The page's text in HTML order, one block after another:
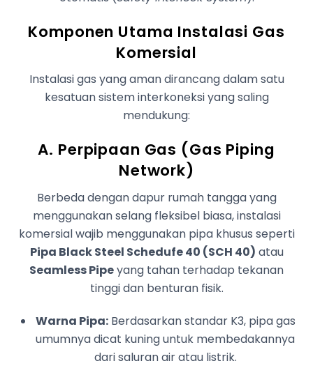
Komponen Utama Instalasi Gas
Komersial
Instalasi gas yang aman dirancang dalam satu
kesatuan sistem interkoneksi yang saling
mendukung:
A. Perpipaan Gas (Gas Piping
Network)
Berbeda dengan dapur rumah tangga yang
menggunakan selang fleksibel biasa, instalasi
komersial wajib menggunakan pipa khusus seperti
Pipa Black Steel Schedufe 40 (SCH 40) atau
Seamless Pipeyang tahan terhadap tekanan
tinggi dan benturan fisik.
Warna Pipa:Berdasarkan standar K3, pipa gas
umumnya dicat kuning untuk membedakannya
dari saluran air atau listrik.